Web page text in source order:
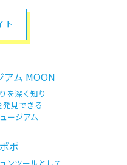
ト
ム MOON
を深く知り
見できる
ージアム
ポ